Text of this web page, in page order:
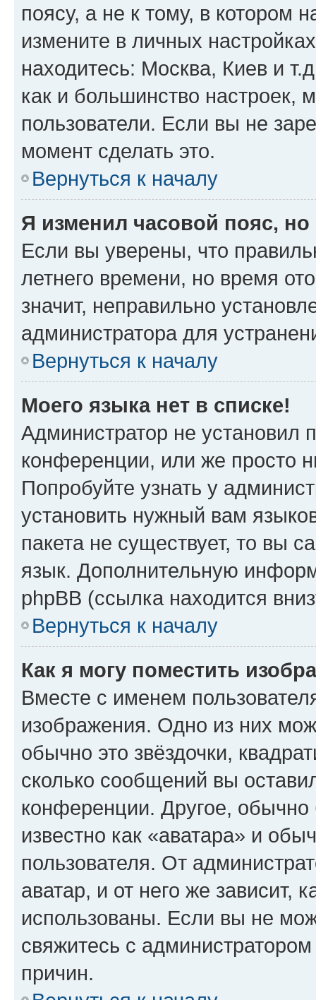
поясу, а не к тому, в котором
измените в личных
находитесь: Москва, Киев и
как и большинство настроек,
пользователи. Если вы не
момент сделать это.
Вернуться к началу
Я изменил часовой пояс,
Если вы уверены, что
летнего времени, но время
значит, неправильно
администратора для
Вернуться к началу
Моего языка нет в списке!
Администратор не установил
конференции, или же просто
Попробуйте узнать у
установить нужный вам
пакета не существует, то вы
язык. Дополнительную
phpBB (ссылка находится
Вернуться к началу
Как я могу поместить
Вместе с именем
изображения. Одно из них
обычно это звёздочки,
сколько сообщений вы
конференции. Другое,
известно как «аватара» и
пользователя. От
аватар, и от него же зависит,
использованы. Если вы не
свяжитесь с
причин.